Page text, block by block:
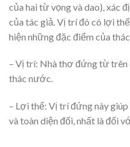
của hai từ vọng và dao), xác
của tác giả. Vị trí đó có lợi
hiện những đặc điểm của
– Vị trí: Nhà thơ đứng từ trên
thác nước.
– Lợi thế: Vị trí đứng này
và toàn diện đối, nhất là đối